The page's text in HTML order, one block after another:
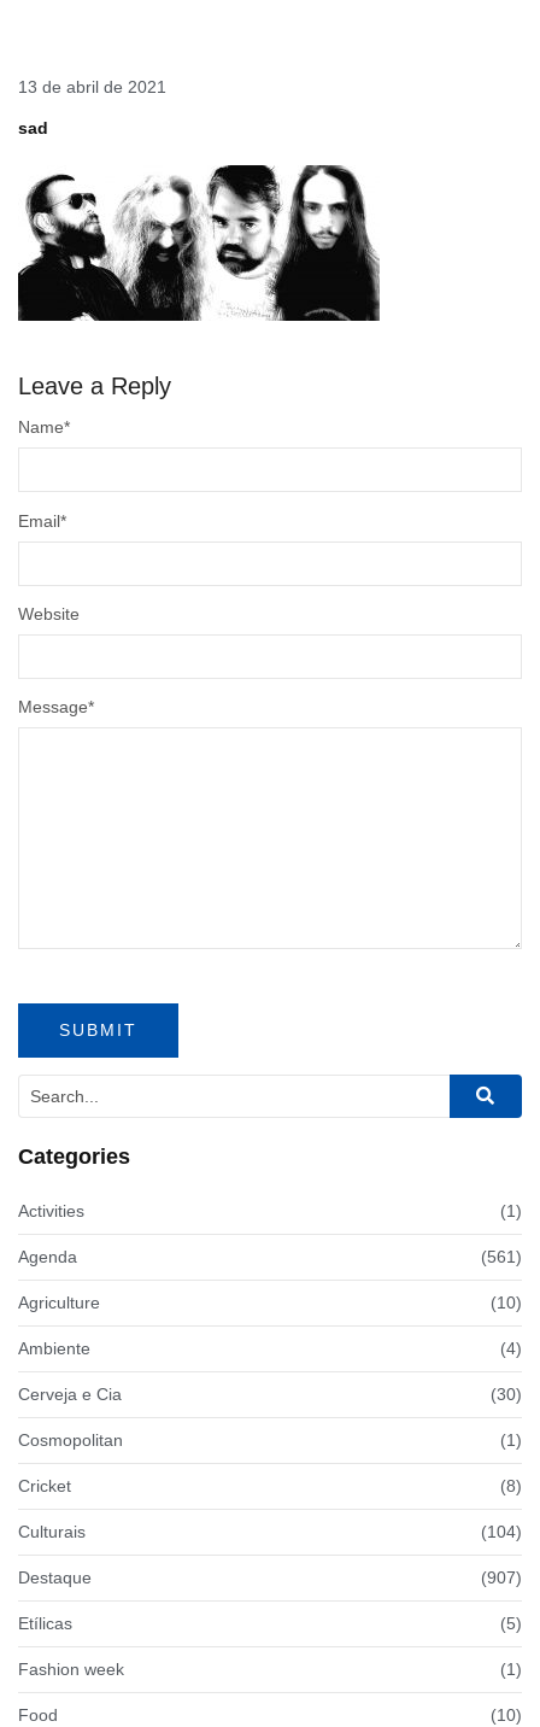
13 de abril de 2021
sad
Leave a Reply
Message*
Name*
Email*
Website
Categories
Activities (1)
Agenda (561)
Agriculture (10)
Ambiente (4)
Cerveja e Cia (30)
Cosmopolitan (1)
Cricket (8)
Culturais (104)
Destaque (907)
Etílicas (5)
Fashion week (1)
Food (10)